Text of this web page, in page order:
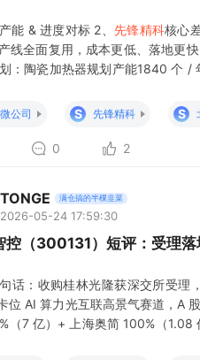
能 & 进度对标 2、 先锋精科核心
线全面复用，成本更低、落地更
：陶瓷加热器规划产能1840 个 /
公司 S 先锋精科 S
0 2
TONGE 满仓搞的半棵韭菜
2026-05-24 17:59:30
控（300131）短评：受理
话：收购桂林光隆获深交所受理
位 AI 算力光互联高景气赛道，A
（7 亿）+ 上海奥简 100%（